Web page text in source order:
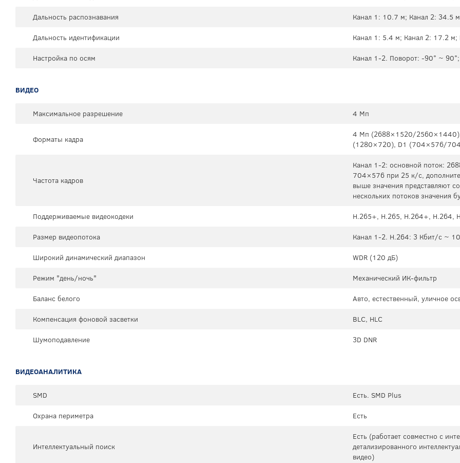
Дальность распознавания
Канал 1: 10.7 м; Канал 2: 34.5
Дальность идентификации
Канал 1: 5.4 м; Канал 2: 17.2 м;
Настройка по осям
Канал 1-2. Поворот: -90° ~
ВИДЕО
Максимальное разрешение 4 Мп
Форматы кадра
4 Mп (2688×1520/
(1280×720), D1 (704×576/
Частота кадров
Канал 1-2: основной поток:
704×576 при 25 к/с,
выше значения представляют
нескольких потоков значения
Поддерживаемые видеокодеки
H.265+, H.265, H.264+, H.264,
Размер видеопотока
Канал 1-2. H.264: 3 Кбит/с ~
Широкий динамический диапазон
WDR (120 дБ)
Режим "день/ночь"
Механический ИК-фильтр
Баланс белого
Авто, естественный, уличное
Компенсация фоновой засветки
BLC, HLC
Шумоподавление
3D DNR
ВИДЕОАНАЛИТИКА
SMD
Есть. SMD Plus
Охрана периметра
Есть
Интеллектуальный поиск
Есть (работает совместно с
детализированного
видео)